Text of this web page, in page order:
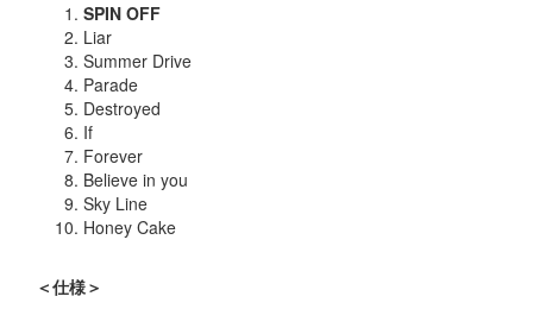
SPIN OFF
Liar
Summer Drive
Parade
Destroyed
If
Forever
Believe in you
Sky Line
Honey Cake
＜仕様＞